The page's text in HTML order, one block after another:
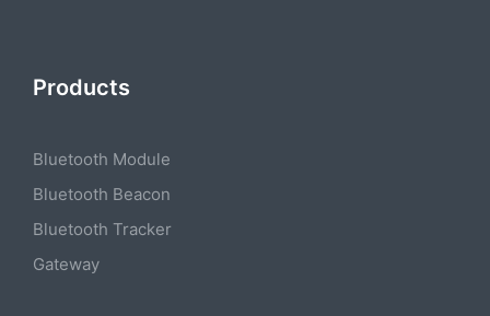
Products
Bluetooth Module
Bluetooth Beacon
Bluetooth Tracker
Gateway